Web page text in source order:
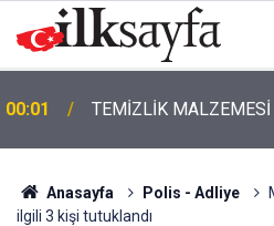
00:01 TEMİZLİK
Anasayfa Polis - Adliye
ilgili 3 kişi tutuklandı